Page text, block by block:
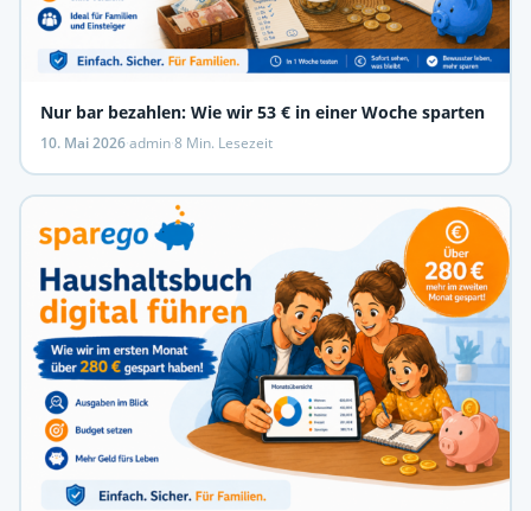
Nur bar bezahlen: Wie wir 53 € in einer Woche sparten
10. Mai 2026·admin·8 Min. Lesezeit